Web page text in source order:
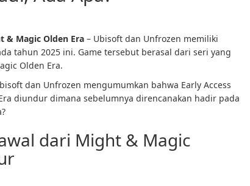
& Magic Olden Era – Ubisoft dan Unfrozen memiliki
tahun 2025 ini. Game tersebut berasal dari seri yang
Olden Era.
dan Unfrozen mengumumkan bahwa Early Access
diundur dimana sebelumnya direncanakan hadir pada
dari Might & Magic